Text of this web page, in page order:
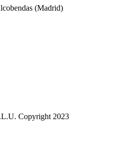
(Madrid)
Copyright 2023